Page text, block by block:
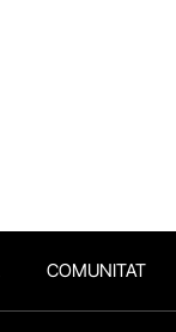
COMUNITAT